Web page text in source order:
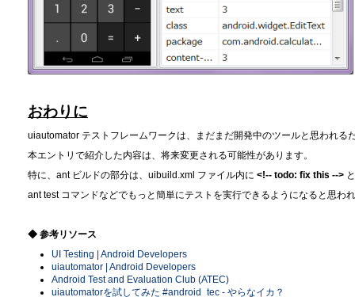
おわりに
uiautomator テストフレームワークは、まだまだ開発中のツールと思われる
本エントリで紹介した内容は、将来変更される可能性があります。
特に、ant ビルドの部分は、uibuild.xml ファイル内に <!-- todo: fix this -->
ant test コマンドなどでもっと簡単にテストを実行できるようになると思わ
◆ 参考リソース
UI Testing | Android Developers
uiautomator | Android Developers
Android Test and Evaluation Club (ATEC)
uiautomatorを試してみた #android_tec - やらなイカ？